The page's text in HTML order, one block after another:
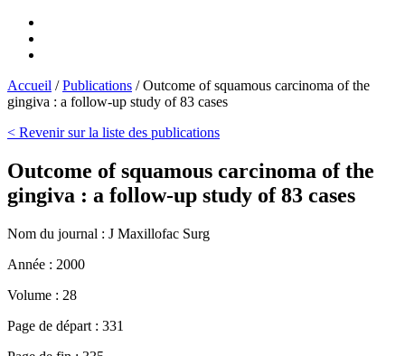
Accueil /Publications /Outcome of squamous carcinoma of the
gingiva : a follow-up study of 83 cases
< Revenir sur la liste des publications
Outcome of squamous carcinoma of the
gingiva : a follow-up study of 83 cases
Nom du journal : J Maxillofac Surg
Année : 2000
Volume : 28
Page de départ : 331